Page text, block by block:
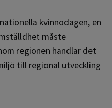
kvinnodagen, en
måste
regionen handlar det
till regional utveckling